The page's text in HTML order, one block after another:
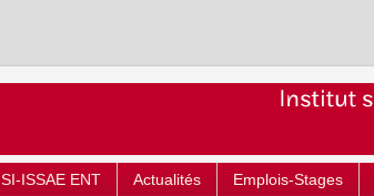
SI-ISSAE ENT Actualités Emplois-Stages